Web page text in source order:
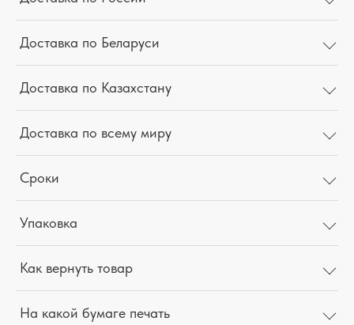
Доставка по Беларуси
Доставка по Казахстану
Доставка по всему миру
Сроки
Упаковка
Как вернуть товар
На какой бумаге печать